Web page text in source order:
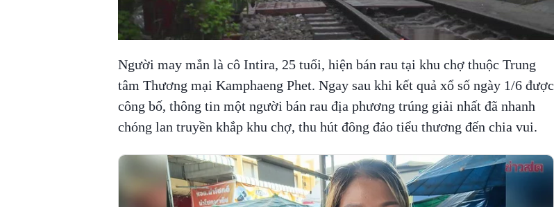
01:05 TRUVID NEW STUNNING VIETNAM
Người may mắn là cô Intira, 25 tuổi, hiện bán rau tại khu chợ thuộc Trung
tâm Thương mại Kamphaeng Phet. Ngay sau khi kết quả xổ số ngày 1/6 được
công bố, thông tin một người bán rau địa phương trúng giải nhất đã nhanh
chóng lan truyền khắp khu chợ, thu hút đông đảo tiểu thương đến chia vui.